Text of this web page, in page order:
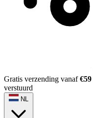
Gratis verzending vanaf€59
verstuurd
NL